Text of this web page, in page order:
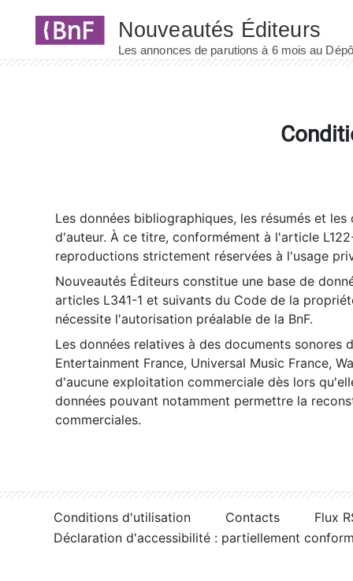
Les données bibliographiques, les résumés et
d'auteur. À ce titre, conformément à l'article
reproductions strictement réservées à l'usage
Nouveautés Éditeurs constitue une base de
articles L341-1 et suivants du Code de la
nécessite l'autorisation préalable de la BnF.
Les données relatives à des documents sonores
Entertainment France, Universal Music France,
d'aucune exploitation commerciale dès lors
données pouvant notamment permettre la
commerciales.
Conditions d'utilisation Contacts
Flux
Déclaration d'accessibilité : partiellement